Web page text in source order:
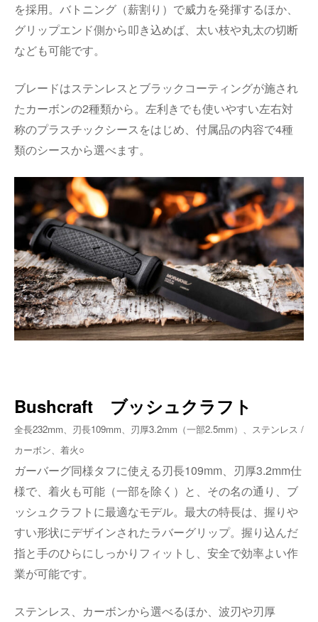
を採用。バトニング（薪割り）で威力を発揮するほか、
グリップエンド側から叩き込めば、太い枝や丸太の切断
なども可能です。
ブレードはステンレスとブラックコーティングが施され
たカーボンの2種類から。左利きでも使いやすい左右対
称のプラスチックシースをはじめ、付属品の内容で4種
類のシースから選べます。
Bushcraft ブッシュクラフト
全長232mm、刃長109mm、刃厚3.2mm（一部2.5mm）、ステンレス /
カーボン、着火○
ガーバーグ同様タフに使える刃長109mm、刃厚3.2mm仕
様で、着火も可能（一部を除く）と、その名の通り、ブ
ッシュクラフトに最適なモデル。最大の特長は、握りや
すい形状にデザインされたラバーグリップ。握り込んだ
指と手のひらにしっかりフィットし、安全で効率よい作
業が可能です。
ステンレス、カーボンから選べるほか、波刃や刃厚